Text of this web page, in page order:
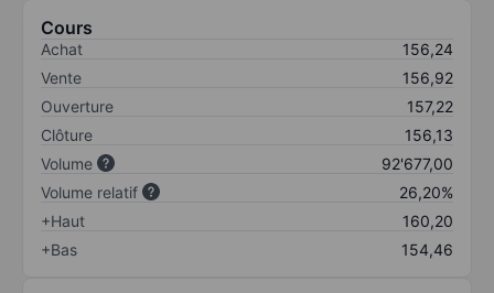
Cours
Achat
156,24
Vente
156,92
Ouverture
157,22
Clôture
156,13
Volume
92'677,00
Volume relatif
26,20%
+Haut
160,20
+Bas
154,46